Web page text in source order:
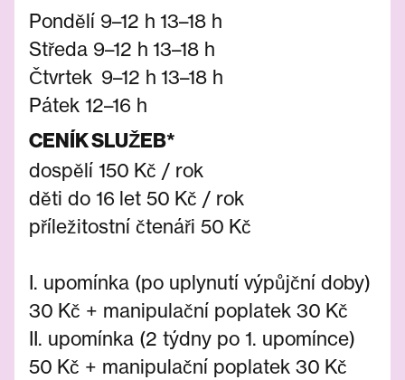
Pondělí 9–12 h 13–18 h
Středa 9–12 h 13–18 h
Čtvrtek 9–12 h 13–18 h
Pátek 12–16 h
CENÍK SLUŽEB*
dospělí 150 Kč / rok
děti do 16 let 50 Kč / rok
příležitostní čtenáři 50 Kč
I. upomínka (po uplynutí výpůjční doby)
30 Kč + manipulační poplatek 30 Kč
II. upomínka (2 týdny po 1. upomínce)
50 Kč + manipulační poplatek 30 Kč